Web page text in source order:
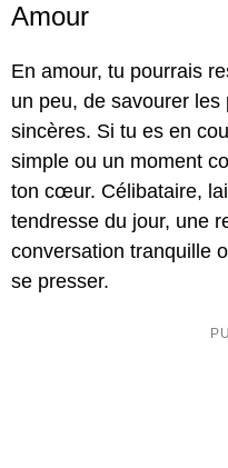
Amour
En amour, tu pourrais
un peu, de savourer
sincères. Si tu es en
simple ou un moment
ton cœur. Célibataire,
tendresse du jour, une
conversation tranquille
se presser.